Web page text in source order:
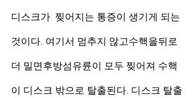
디스크가  찢어지는 통증이 생기게 되는
것이다. 여기서 멈추지 않고수핵을뒤로
더 밀면후방섬유륜이 모두 찢어져 수핵
이 디스크 밖으로 탈출된다. 디스크 탈출